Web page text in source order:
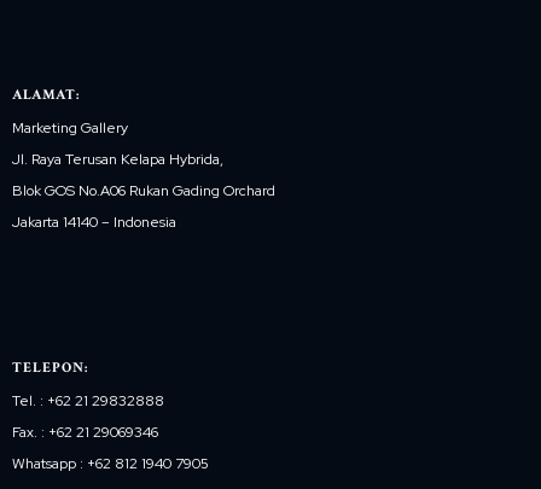
ALAMAT:
Marketing Gallery
Jl. Raya Terusan Kelapa Hybrida,
Blok GOS No.A06 Rukan Gading Orchard
Jakarta 14140 – Indonesia
TELEPON:
Tel. : +62 21 29832888
Fax. : +62 21 29069346
Whatsapp : +62 812 1940 7905